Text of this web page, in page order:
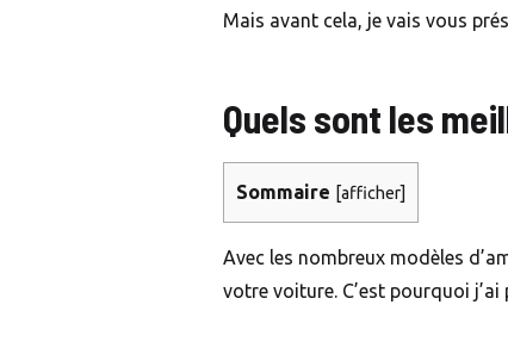
Mais avant cela, je vais vous
Quels sont les
Sommaire [afficher]
Avec les nombreux modèles
votre voiture. C’est pourquoi